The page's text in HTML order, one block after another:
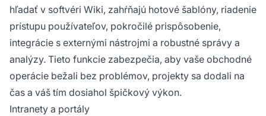
hľadať v softvéri Wiki, zahŕňajú hotové šablóny, riadenie
prístupu používateľov, pokročilé prispôsobenie,
integrácie s externými nástrojmi a robustné správy a
analýzy. Tieto funkcie zabezpečia, aby vaše obchodné
operácie bežali bez problémov, projekty sa dodali na
čas a váš tím dosiahol špičkový výkon.
Intranety a portály